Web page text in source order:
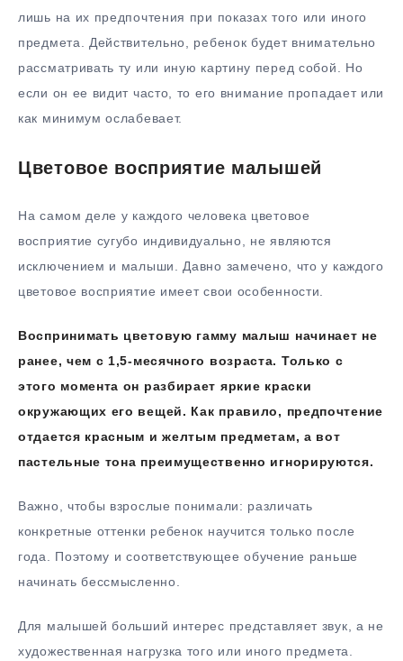
лишь на их предпочтения при показах того или иного
предмета. Действительно, ребенок будет внимательно
рассматривать ту или иную картину перед собой. Но
если он ее видит часто, то его внимание пропадает или
как минимум ослабевает.
Цветовое восприятие малышей
На самом деле у каждого человека цветовое
восприятие сугубо индивидуально, не являются
исключением и малыши. Давно замечено, что у каждого
цветовое восприятие имеет свои особенности.
Воспринимать цветовую гамму малыш начинает не
ранее, чем с 1,5-месячного возраста. Только с
этого момента он разбирает яркие краски
окружающих его вещей. Как правило, предпочтение
отдается красным и желтым предметам, а вот
пастельные тона преимущественно игнорируются.
Важно, чтобы взрослые понимали: различать
конкретные оттенки ребенок научится только после
года. Поэтому и соответствующее обучение раньше
начинать бессмысленно.
Для малышей больший интерес представляет звук, а не
художественная нагрузка того или иного предмета.